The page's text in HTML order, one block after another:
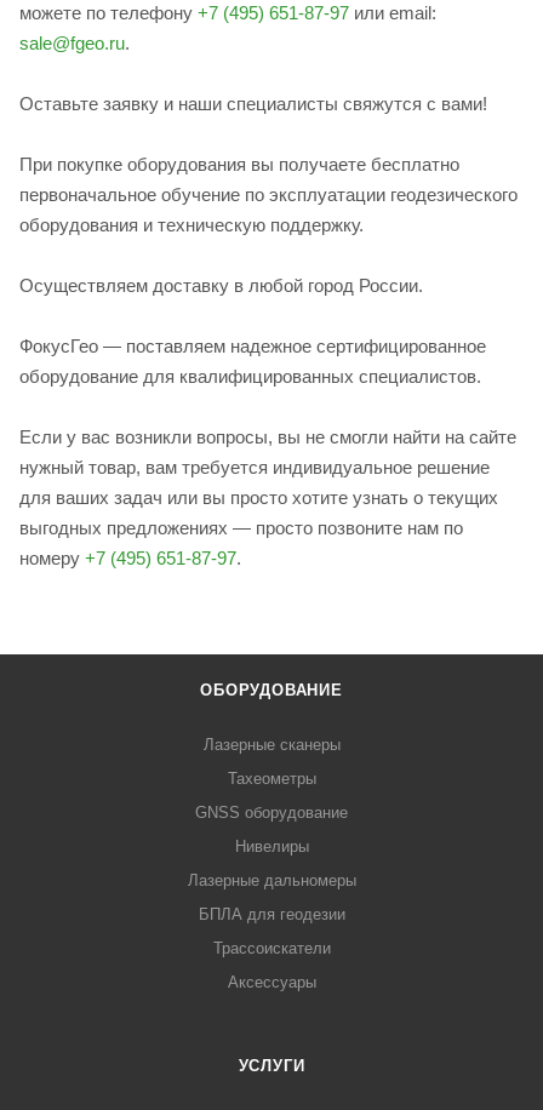
можете по телефону +7 (495) 651-87-97 или email:
sale@fgeo.ru.
Оставьте заявку и наши специалисты свяжутся с вами!
При покупке оборудования вы получаете бесплатно
первоначальное обучение по эксплуатации геодезического
оборудования и техническую поддержку.
Осуществляем доставку в любой город России.
ФокусГео — поставляем надежное сертифицированное
оборудование для квалифицированных специалистов.
Если у вас возникли вопросы, вы не смогли найти на сайте
нужный товар, вам требуется индивидуальное решение
для ваших задач или вы просто хотите узнать о текущих
выгодных предложениях — просто позвоните нам по
номеру +7 (495) 651-87-97.
ОБОРУДОВАНИЕ
Лазерные сканеры
Тахеометры
GNSS оборудование
Нивелиры
Лазерные дальномеры
БПЛА для геодезии
Трассоискатели
Аксессуары
УСЛУГИ